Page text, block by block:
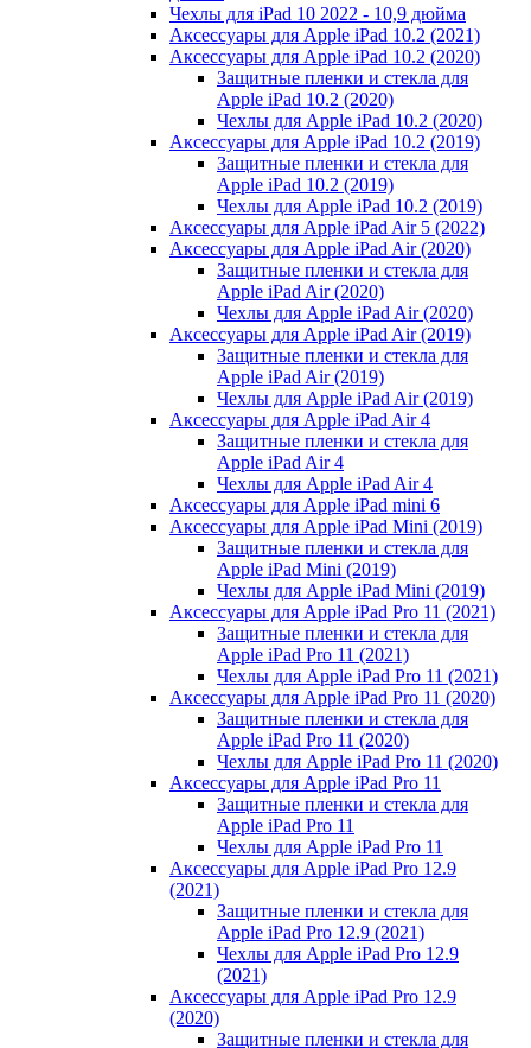
Чехлы для iPad 10 2022 - 10,9 дюйма
Аксессуары для Apple iPad 10.2 (2021)
Аксессуары для Apple iPad 10.2 (2020)
Защитные пленки и стекла для
Apple iPad 10.2 (2020)
Чехлы для Apple iPad 10.2 (2020)
Аксессуары для Apple iPad 10.2 (2019)
Защитные пленки и стекла для
Apple iPad 10.2 (2019)
Чехлы для Apple iPad 10.2 (2019)
Аксессуары для Apple iPad Air 5 (2022)
Аксессуары для Apple iPad Air (2020)
Защитные пленки и стекла для
Apple iPad Air (2020)
Чехлы для Apple iPad Air (2020)
Аксессуары для Apple iPad Air (2019)
Защитные пленки и стекла для
Apple iPad Air (2019)
Чехлы для Apple iPad Air (2019)
Аксессуары для Apple iPad Air 4
Защитные пленки и стекла для
Apple iPad Air 4
Чехлы для Apple iPad Air 4
Аксессуары для Apple iPad mini 6
Аксессуары для Apple iPad Mini (2019)
Защитные пленки и стекла для
Apple iPad Mini (2019)
Чехлы для Apple iPad Mini (2019)
Аксессуары для Apple iPad Pro 11 (2021)
Защитные пленки и стекла для
Apple iPad Pro 11 (2021)
Чехлы для Apple iPad Pro 11 (2021)
Аксессуары для Apple iPad Pro 11 (2020)
Защитные пленки и стекла для
Apple iPad Pro 11 (2020)
Чехлы для Apple iPad Pro 11 (2020)
Аксессуары для Apple iPad Pro 11
Защитные пленки и стекла для
Apple iPad Pro 11
Чехлы для Apple iPad Pro 11
Аксессуары для Apple iPad Pro 12.9
(2021)
Защитные пленки и стекла для
Apple iPad Pro 12.9 (2021)
Чехлы для Apple iPad Pro 12.9
(2021)
Аксессуары для Apple iPad Pro 12.9
(2020)
Защитные пленки и стекла для